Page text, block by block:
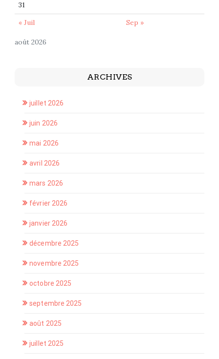
août 2026
31
« Juil
Sep »
ARCHIVES
juillet 2026
juin 2026
mai 2026
avril 2026
mars 2026
février 2026
janvier 2026
décembre 2025
novembre 2025
octobre 2025
septembre 2025
août 2025
juillet 2025